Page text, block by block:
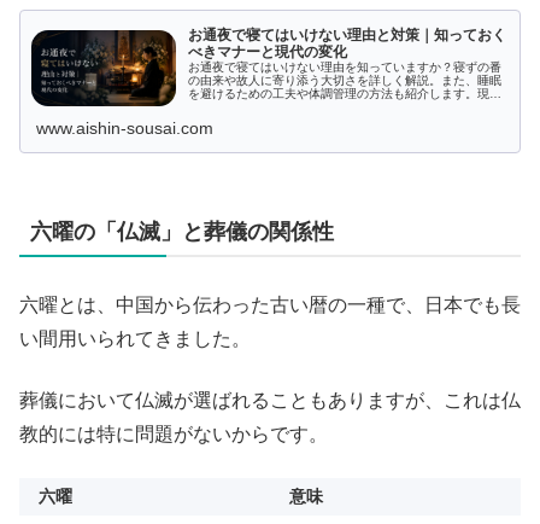
お通夜で寝てはいけない理由と対策｜知っておく
べきマナーと現代の変化
お通夜で寝てはいけない理由を知っていますか？寝ずの番
の由来や故人に寄り添う大切さを詳しく解説。また、睡眠
を避けるための工夫や体調管理の方法も紹介します。現代
おける大切な役割とマナーを再確認してください。
www.aishin-sousai.com
六曜の「仏滅」と葬儀の関係性
六曜とは、中国から伝わった古い暦の一種で、日本でも長
い間用いられてきました。
葬儀において仏滅が選ばれることもありますが、これは仏
教的には特に問題がないからです。
六曜 意味